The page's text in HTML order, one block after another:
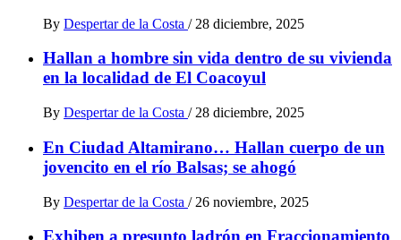
By Despertar de la Costa / 28 diciembre, 2025
Hallan a hombre sin vida dentro de su vivienda
en la localidad de El Coacoyul
By Despertar de la Costa / 28 diciembre, 2025
En Ciudad Altamirano… Hallan cuerpo de un
jovencito en el río Balsas; se ahogó
By Despertar de la Costa / 26 noviembre, 2025